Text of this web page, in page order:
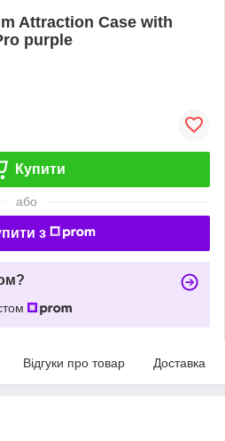
Attraction Case with
purple
Купити
або
з
Відгуки про товар Доставка